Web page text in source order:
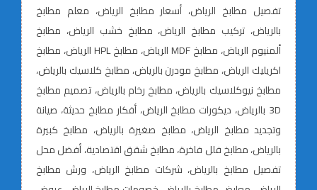
تفصيل مطابخ الرياض، أسعار مطابخ الرياض، معلم مطابخ
بالرياض، تركيب مطابخ الرياض، مطابخ خشب الرياض، مطابخ
ألمنيوم الرياض، مطابخ MDF الرياض، مطابخ HPL الرياض، مطابخ
اكريليك الرياض، مطابخ مودرن بالرياض، مطابخ كلاسيك بالرياض،
مطابخ نيوكلاسيك بالرياض، مطابخ رخام بالرياض، تصميم مطابخ
3D بالرياض، ديكورات مطابخ الرياض، أفكار مطابخ حديثة، صيانة
وتجديد مطابخ الرياض، مطابخ صغيرة بالرياض، مطابخ كبيرة
بالرياض، مطابخ فلل فاخرة، مطابخ شقق اقتصادية، أفضل محل
تفصيل مطابخ بالرياض، شركات مطابخ الرياض، ورش مطابخ